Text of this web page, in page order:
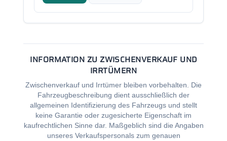
INFORMATION ZU ZWISCHENVERKAUF UND
IRRTÜMERN
Zwischenverkauf und Irrtümer bleiben vorbehalten. Die
Fahrzeugbeschreibung dient ausschließlich der
allgemeinen Identifizierung des Fahrzeugs und stellt
keine Garantie oder zugesicherte Eigenschaft im
kaufrechtlichen Sinne dar. Maßgeblich sind die Angaben
unseres Verkaufspersonals zum genauen